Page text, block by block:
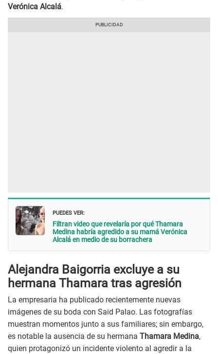
Verónica Alcalá.
PUEDES VER:
Filtran video que revelaría por qué Thamara
Medina habría agredido a su mamá Verónica
Alcalá en medio de su borrachera
Alejandra Baigorria excluye a su
hermana Thamara tras agresión
La empresaria ha publicado recientemente nuevas
imágenes de su boda con Said Palao. Las fotografías
muestran momentos junto a sus familiares; sin embargo,
es notable la ausencia de su hermana Thamara Medina,
quien protagonizó un incidente violento al agredir a la